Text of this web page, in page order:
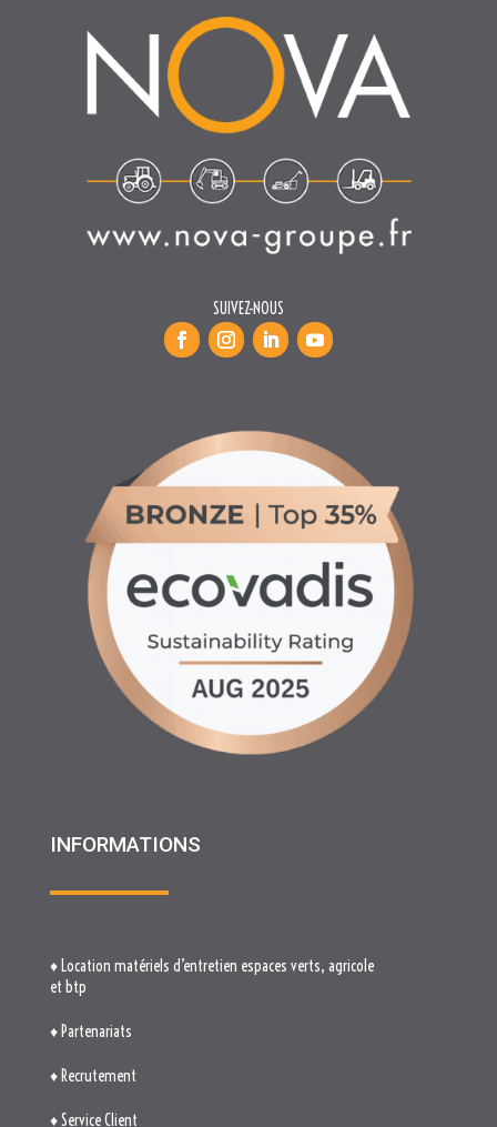
SUIVEZ-NOUS
INFORMATIONS
♦ Location matériels d’entretien espaces verts, agricole
et btp
♦ Partenariats
♦ Recrutement
♦ Service Client